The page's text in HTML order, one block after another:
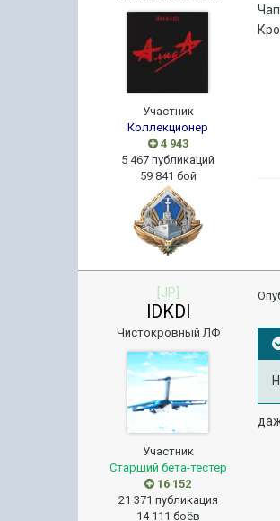
Участник
Коллекционер
4 943
5 467 публикаций
59 841 бой
[JP]
lDKDl
Чистокровный ЛФ
Участник
Старший бета-тестер
16 152
21 371 публикация
14 111 боёв